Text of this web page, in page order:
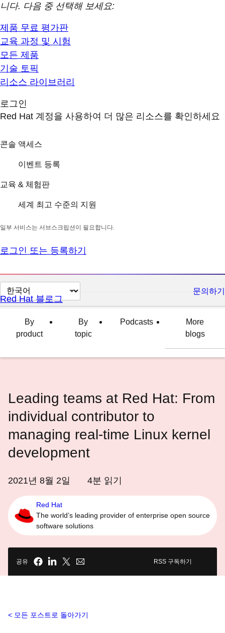
니다. 다음 중 선택해 보세요:
제품 무료 평가판
교육 과정 및 시험
모든 제품
기술 토픽
리소스 라이브러리
로그인
Red Hat 계정을 사용하여 더 많은 리소스를 확인하세요
콘솔 액세스
이벤트 등록
교육 & 체험판
세계 최고 수준의 지원
일부 서비스는 서브스크립션이 필요합니다.
로그인 또는 등록하기
페
이
변
문의하기
Red Hat 블로그
By
product
By
topic
Podcasts
More
blogs
Leading teams at Red Hat: From
individual contributor to
managing real-time Linux kernel
development
2021년 8월 2일 4분 읽기
Red Hat
The world’s leading provider of enterprise open source
software solutions
공유 RSS 구독하기
모든 포스트로 돌아가기